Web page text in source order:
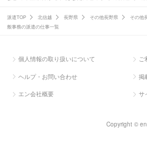
派遣TOP 北信越 長野県 その他長野県 その他
般事務の派遣の仕事一覧
個人情報の取り扱いについて ご
ヘルプ・お問い合わせ 掲
エン会社概要 サ
Copyright © en